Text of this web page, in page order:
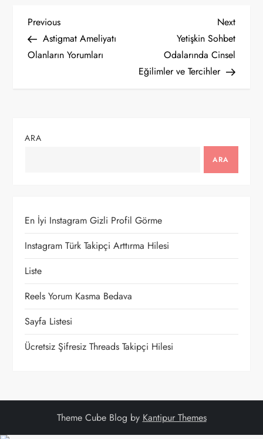
Y
a
g
i
n
m
e
s
i
Previous
Post
Previous
Astigmat Ameliyatı
Olanların Yorumları
Next
Post
Next
Yetişkin Sohbet
Odalarında Cinsel
Eğilimler ve Tercihler
ARA
ARA
En İyi Instagram Gizli Profil Görme
Instagram Türk Takipçi Arttırma Hilesi
Liste
Reels Yorum Kasma Bedava
Sayfa Listesi
Ücretsiz Şifresiz Threads Takipçi Hilesi
Theme Cube Blog by Kantipur Themes